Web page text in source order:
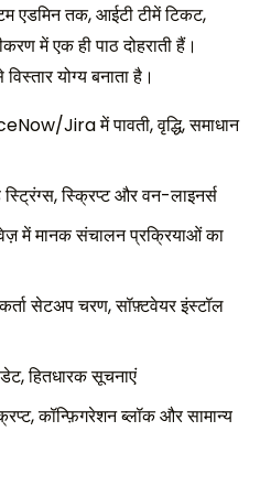
एडमिन तक, आईटी टीमें टिकट,
में एक ही पाठ दोहराती हैं।
योग्य बनाता है।
Jira में पावती, वृद्धि, समाधान
स्क्रिप्ट और वन-लाइनर्स
में मानक संचालन प्रक्रियाओं का
सेटअप चरण, सॉफ़्टवेयर इंस्टॉल
हितधारक सूचनाएं
कॉन्फ़िगरेशन ब्लॉक और सामान्य